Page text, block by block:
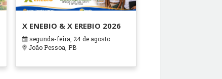
X ENEBIO & X EREBIO 2026
segunda-feira, 24 de agosto
João Pessoa, PB